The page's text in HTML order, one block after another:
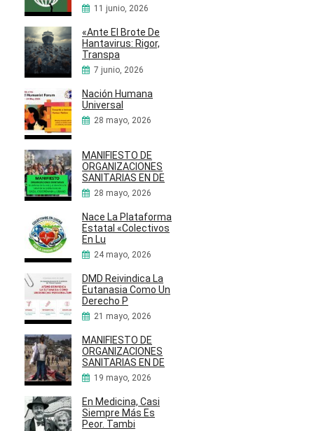
11 junio, 2026
«Ante El Brote De
Hantavirus: Rigor,
Transpa
7 junio, 2026
Nación Humana
Universal
28 mayo, 2026
MANIFIESTO DE
ORGANIZACIONES
SANITARIAS EN DE
28 mayo, 2026
Nace La Plataforma
Estatal «Colectivos
En Lu
24 mayo, 2026
DMD Reivindica La
Eutanasia Como Un
Derecho P
21 mayo, 2026
MANIFIESTO DE
ORGANIZACIONES
SANITARIAS EN DE
19 mayo, 2026
En Medicina, Casi
Siempre Más Es
Peor. Tambi